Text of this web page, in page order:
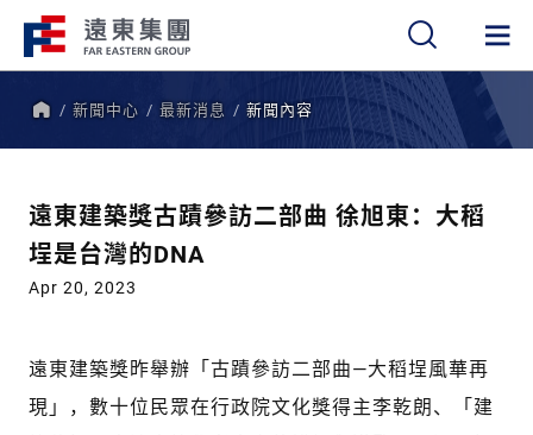
新聞中心 最新消息 新聞內容
遠東建築獎古蹟參訪二部曲 徐旭東：大稻
埕是台灣的DNA
Apr 20, 2023
遠東建築獎昨舉辦「古蹟參訪二部曲—大稻埕風華再
現」，數十位民眾在行政院文化獎得主李乾朗、「建